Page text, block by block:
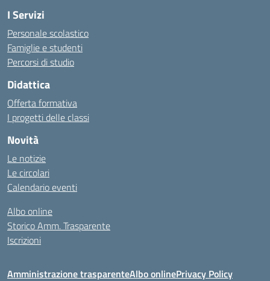
I Servizi
Personale scolastico
Famiglie e studenti
Percorsi di studio
Didattica
Offerta formativa
I progetti delle classi
Novità
Le notizie
Le circolari
Calendario eventi
Albo online
Storico Amm. Trasparente
Iscrizioni
Amministrazione trasparenteAlbo onlinePrivacy Policy